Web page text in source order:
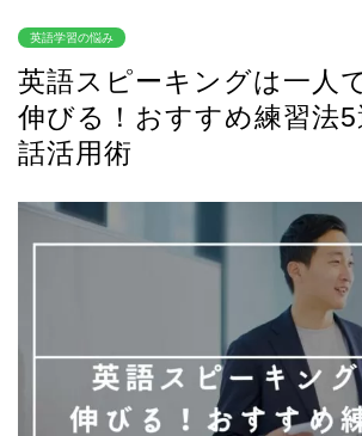
英語学習の悩み
英語スピーキングは一人
伸びる！おすすめ練習法
話活用術